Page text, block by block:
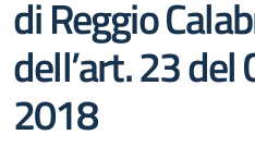
di Reggio
dell’art. 23 del
2018